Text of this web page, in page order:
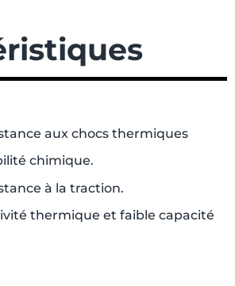
aux chocs thermiques
chimique.
à la traction.
thermique et faible capacité